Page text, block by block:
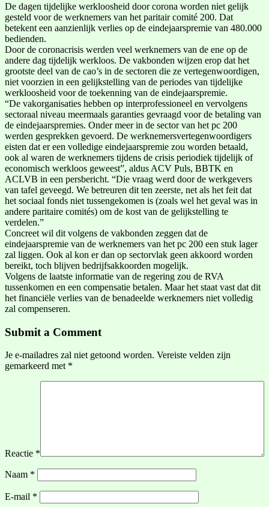
De dagen tijdelijke werkloosheid door corona worden niet gelijk
gesteld voor de werknemers van het paritair comité 200. Dat
betekent een aanzienlijk verlies op de eindejaarspremie van 480.000
bedienden.
Door de coronacrisis werden veel werknemers van de ene op de
andere dag tijdelijk werkloos. De vakbonden wijzen erop dat het
grootste deel van de cao’s in de sectoren die ze vertegenwoordigen,
niet voorzien in een gelijkstelling van de periodes van tijdelijke
werkloosheid voor de toekenning van de eindejaarspremie.
“De vakorganisaties hebben op interprofessioneel en vervolgens
sectoraal niveau meermaals garanties gevraagd voor de betaling van
de eindejaarspremies. Onder meer in de sector van het pc 200
werden gesprekken gevoerd. De werknemersvertegenwoordigers
eisten dat er een volledige eindejaarspremie zou worden betaald,
ook al waren de werknemers tijdens de crisis periodiek tijdelijk of
economisch werkloos geweest”, aldus ACV Puls, BBTK en
ACLVB in een persbericht. “Die vraag werd door de werkgevers
van tafel geveegd. We betreuren dit ten zeerste, net als het feit dat
het sociaal fonds niet tussengekomen is (zoals wel het geval was in
andere paritaire comités) om de kost van de gelijkstelling te
verdelen.”
Concreet wil dit volgens de vakbonden zeggen dat de
eindejaarspremie van de werknemers van het pc 200 een stuk lager
zal liggen. Ook al kon er dan op sectorvlak geen akkoord worden
bereikt, toch blijven bedrijfsakkoorden mogelijk.
Volgens de laatste informatie van de regering zou de RVA
tussenkomen en een compensatie betalen. Maar het staat vast dat dit
het financiële verlies van de benadeelde werknemers niet volledig
zal compenseren.
Submit a Comment
Je e-mailadres zal niet getoond worden. Vereiste velden zijn
gemarkeerd met *
Reactie *
Naam *
E-mail *